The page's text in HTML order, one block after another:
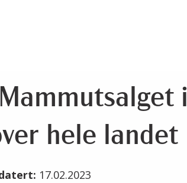
i
hele landet
17.02.2023